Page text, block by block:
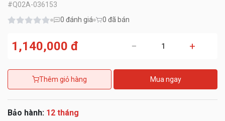
#Q02A-036153
0 đánh giá 0 đã bán
1,140,000 đ − +
Thêm giỏ hàng Mua ngay
Bảo hành: 12 tháng